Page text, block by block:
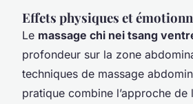
Effets physiques et
Le massage chi nei tsang
profondeur sur la zone
techniques de massage
pratique combine l’approche de